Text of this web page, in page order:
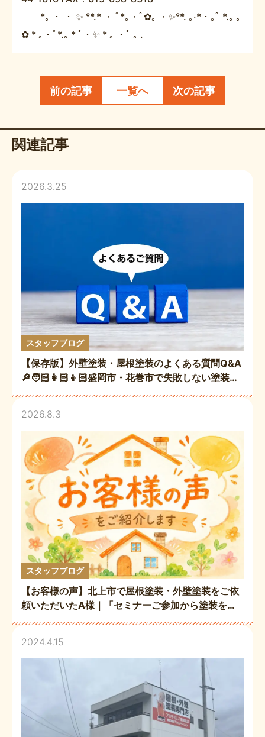
*｡ ・ ・ ✨ °*.* ・ ﾟ*｡・ﾟ✿｡ ・✨°*. ｡·*・｡ﾟ *.｡ ｡
✿ * ｡・ﾟ*.｡ * ﾟ・✨ * ｡ ・ﾟ ｡ .
前の記事 一覧へ 次の記事
関連記事
2026.3.25
スタッフブログ
【保存版】外壁塗装・屋根塗装のよくある質問Q&A
🔎🧑🏻‍👩🏻‍👦🏻盛岡市・花巻市で失敗しない塗装工
2026.8.3
スタッフブログ
【お客様の声】北上市で屋根塗装・外壁塗装をご依
頼いただいたA様｜「セミナーご参加から塗装をお
2024.4.15